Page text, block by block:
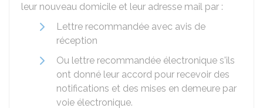
leur nouveau domicile et leur adresse mail par :
Lettre recommandée avec avis de
réception
Ou lettre recommandée électronique s'ils
ont donné leur accord pour recevoir des
notifications et des mises en demeure par
voie électronique.